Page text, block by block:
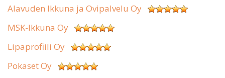
Alavuden Ikkuna ja Ovipalvelu Oy
MSK-Ikkuna Oy
Lipaprofiili Oy
Pokaset Oy